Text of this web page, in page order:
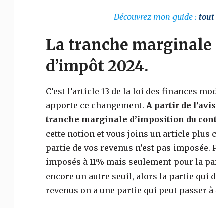
Découvrez mon guide : tout
La tranche marginale
d’impôt 2024.
C’est l’article 13 de la loi des finances
apporte ce changement. A partir de
tranche marginale d’imposition du
cette notion et vous joins un article plus
partie de vos revenus n’est pas
imposés à 11% mais seulement pour la
encore un autre seuil, alors la partie qui
revenus on a une partie qui peut passer à